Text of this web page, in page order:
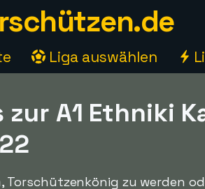
Liga auswählen
zur A1 Ethniki
zu werden